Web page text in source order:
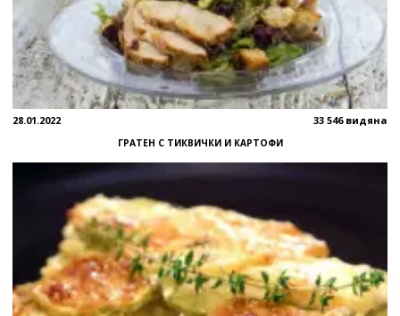
28.01.2022 33 546 видяна
ГРАТЕН С ТИКВИЧКИ И КАРТОФИ